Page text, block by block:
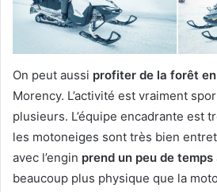
On peut aussi profiter de la forêt
Morency. L’activité est vraiment
plusieurs. L’équipe encadrante est
les motoneiges sont très bien
avec l’engin prend un peu de temps
beaucoup plus physique que la